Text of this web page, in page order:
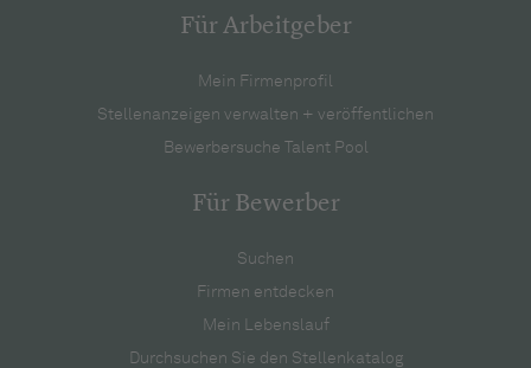
Für Arbeitgeber
Mein Firmenprofil
Stellenanzeigen verwalten + veröffentlichen
Bewerbersuche Talent Pool
Für Bewerber
Suchen
Firmen entdecken
Mein Lebenslauf
Durchsuchen Sie den Stellenkatalog